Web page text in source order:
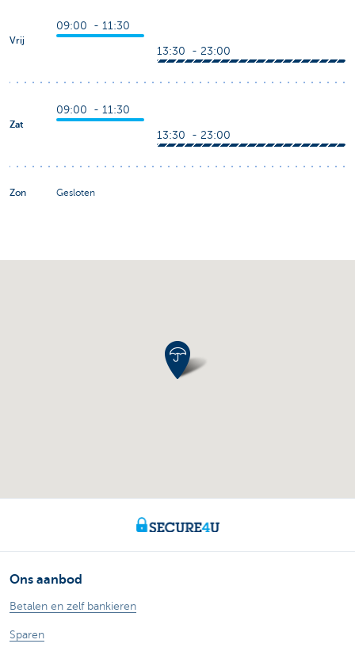
Vrij
09:00 - 11:30
13:30 - 23:00
Zat
09:00 - 11:30
13:30 - 23:00
Zon Gesloten
Ons aanbod
Betalen en zelf bankieren
Sparen